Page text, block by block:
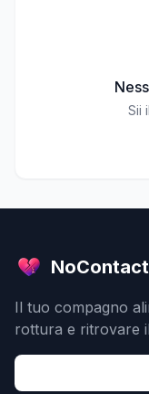
Sii
NoContact
Il tuo compagno
rottura e ritrovare